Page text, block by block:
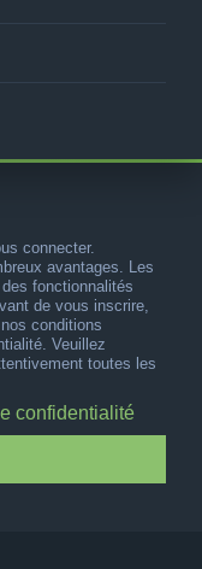
connecter.
avantages. Les
fonctionnalités
de vous inscrire,
conditions
Veuillez
toutes les
confidentialité